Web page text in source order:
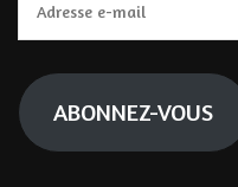
e-
mail
ABONNEZ-VOUS